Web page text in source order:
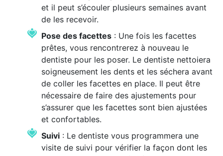
et il peut s’écouler plusieurs semaines avant
de les recevoir.
Pose des facettes : Une fois les facettes
prêtes, vous rencontrerez à nouveau le
dentiste pour les poser. Le dentiste nettoiera
soigneusement les dents et les séchera avant
de coller les facettes en place. Il peut être
nécessaire de faire des ajustements pour
s’assurer que les facettes sont bien ajustées
et confortables.
Suivi : Le dentiste vous programmera une
visite de suivi pour vérifier la façon dont les